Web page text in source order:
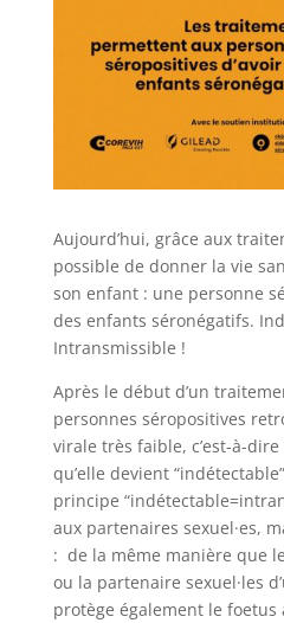
Aujourd’hui, grâce aux
possible de donner la vie
son enfant : une personne
des enfants séronégatifs.
Intransmissible !
Après le début d’un
personnes séropositives
virale très faible, c’est-à-
qu’elle devient
principe
aux partenaires sexuel·es,
: de la même manière que
ou la partenaire sexuel·les
protège également le foetus